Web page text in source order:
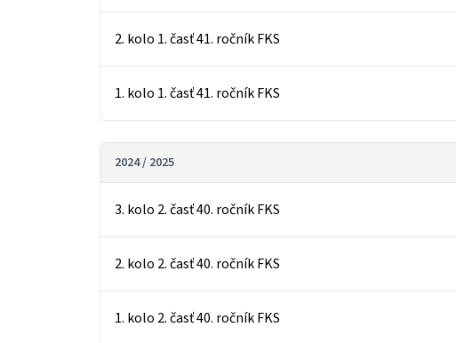
2. kolo 1. časť 41. ročník FKS
1. kolo 1. časť 41. ročník FKS
2024 / 2025
3. kolo 2. časť 40. ročník FKS
2. kolo 2. časť 40. ročník FKS
1. kolo 2. časť 40. ročník FKS